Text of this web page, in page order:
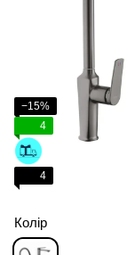
−15%
4
4
Колір